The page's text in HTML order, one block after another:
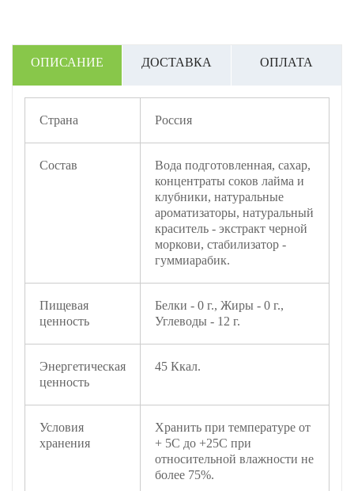
ОПИСАНИЕ ДОСТАВКА ОПЛАТА
Страна Россия
Состав
Вода подготовленная, сахар,
концентраты соков лайма и
клубники, натуральные
ароматизаторы, натуральный
краситель - экстракт черной
моркови, стабилизатор -
гуммиарабик.
Пищевая
ценность
Белки - 0 г., Жиры - 0 г.,
Углеводы - 12 г.
Энергетическая
ценность
45 Ккал.
Условия
хранения
Хранить при температуре от
+ 5С до +25С при
относительной влажности не
более 75%.